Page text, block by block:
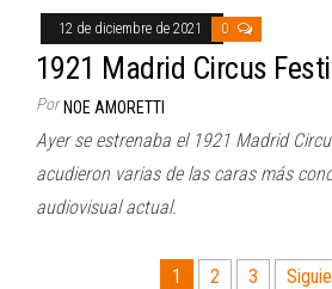
12 de diciembre de 2021 0
1921 Madrid Circus
Por NOE AMORETTI
Ayer se estrenaba el 1921 Madrid
acudieron varias de las caras más
audiovisual actual.
1 2 3